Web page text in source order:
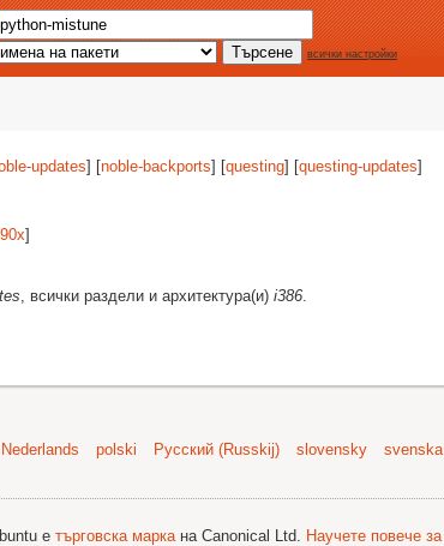
всички настройки
updates] [noble-backports] [questing] [questing-updates]
]
, всички раздели и архитектура(и) i386.
Nederlands polski Русский (Russkij) slovensky
svenska
е търговска маркана Canonical Ltd. Научете повече за